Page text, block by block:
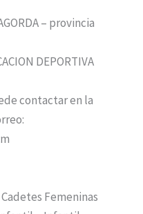
– provincia
DEPORTIVA
contactar en la
Femeninas